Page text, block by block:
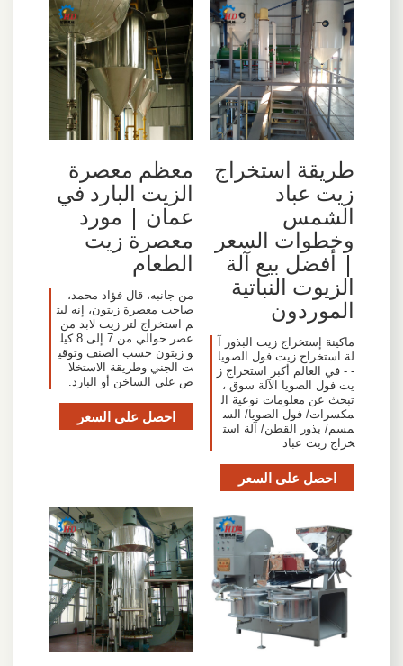
طريقة استخراج
زيت عباد
الشمس
وخطوات السعر
| أفضل بيع آلة
الزيوت النباتية
الموردون
ماكينة إستخراج زيت البذور آ
لة استخراج زيت فول الصويا
- - في العالم أكبر استخراج ز
يت فول الصويا الآلة سوق ،
تبحث عن معلومات نوعية ال
مكسرات/ فول الصويا/ الس
مسم/ بذور القطن/ آلة است
خراج زيت عباد
احصل على السعر
معظم معصرة
الزيت البارد في
عمان | مورد
معصرة زيت
الطعام
من جانبه، قال فؤاد محمد،
صاحب معصرة زيتون، إنه ليت
م استخراج لتر زيت لابد من
عصر حوالي من 7 إلى 8 كيل
و زيتون حسب الصنف وتوقي
ت الجني وطريقة الاستخلا
ص على الساخن أو البارد.
احصل على السعر